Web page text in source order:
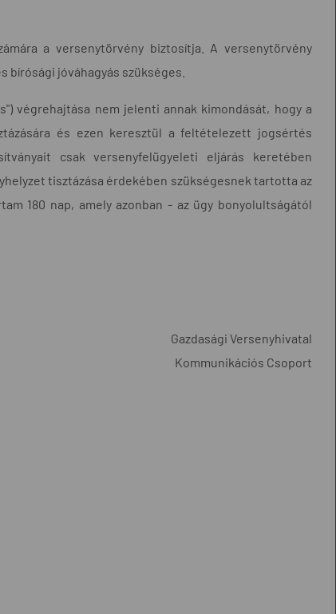
a versenytörvény biztosítja. A versenytörvény
jóváhagyás szükséges.
végrehajtása nem jelenti annak kimondását, hogy a
és ezen keresztül a feltételezett jogsértés
csak versenyfelügyeleti eljárás keretében
tisztázása érdekében szükségesnek tartotta az
180 nap, amely azonban - az ügy bonyolultságától
Gazdasági Versenyhivatal
Kommunikációs Csoport